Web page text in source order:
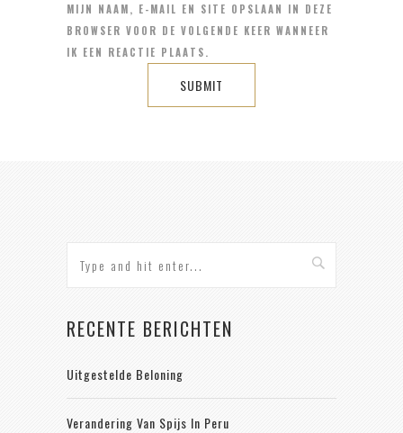
MIJN NAAM, E-MAIL EN SITE OPSLAAN IN DEZE
BROWSER VOOR DE VOLGENDE KEER WANNEER
IK EEN REACTIE PLAATS.
RECENTE BERICHTEN
Uitgestelde Beloning
Verandering Van Spijs In Peru